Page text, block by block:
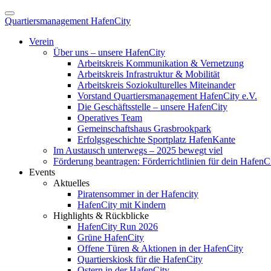
Quartiersmanagement HafenCity
Verein
Über uns – unsere HafenCity
Arbeitskreis Kommunikation & Vernetzung
Arbeitskreis Infrastruktur & Mobilität
Arbeitskreis Soziokulturelles Miteinander
Vorstand Quartiersmanagement HafenCity e.V.
Die Geschäftsstelle – unsere HafenCity
Operatives Team
Gemeinschaftshaus Grasbrookpark
Erfolgsgeschichte Sportplatz HafenKante
Im Austausch unterwegs – 2025 bewegt viel
Förderung beantragen: Förderrichtlinien für dein
Events
Aktuelles
Piratensommer in der Hafencity
HafenCity mit Kindern
Highlights & Rückblicke
HafenCity Run 2026
Grüne HafenCity
Offene Türen & Aktionen in der HafenCity
Quartierskiosk für die HafenCity